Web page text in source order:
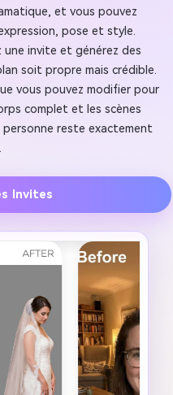
et vous pouvez
pose et style.
une invite et générez des
soit propre mais crédible.
vous pouvez modifier pour
complet et les scènes
personne reste exactement
Invites